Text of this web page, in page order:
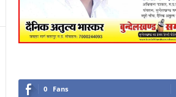
0 Fans